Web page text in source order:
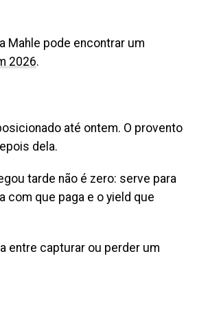
Mahle pode encontrar um
2026.
até ontem. O provento
dela.
tarde não é zero: serve para
com que paga e o yield que
entre capturar ou perder um